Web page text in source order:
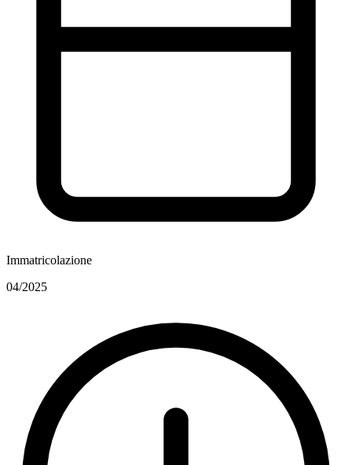
Immatricolazione
04/2025